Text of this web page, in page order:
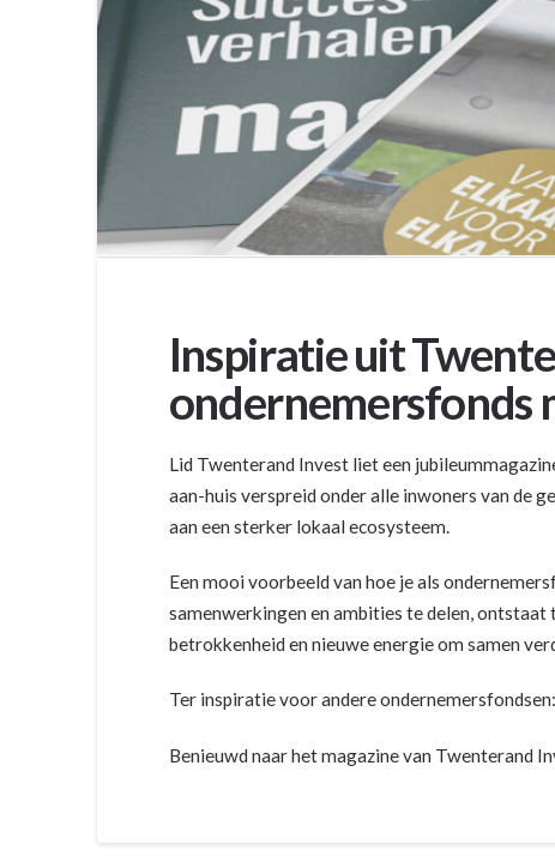
Inspiratie uit
ondernemersfonds
Lid Twenterand Invest liet een
aan-huis verspreid onder alle inwoners van de
aan een sterker lokaal ecosysteem.
Een mooi voorbeeld van hoe je als
samenwerkingen en ambities te delen, ontstaat
betrokkenheid en nieuwe energie om samen
Ter inspiratie voor andere
Benieuwd naar het magazine van Twenterand